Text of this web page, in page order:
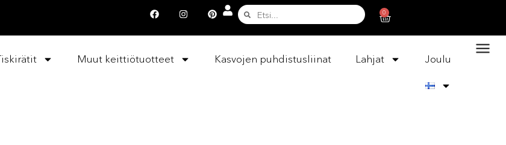
0
Muut keittiötuotteet Kasvojen puhdistusliinat Lahjat Joulu